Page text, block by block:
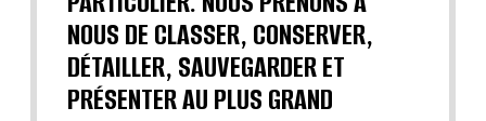
NOUS DE CLASSER, CONSERVER,
DÉTAILLER, SAUVEGARDER ET
PRÉSENTER AU PLUS GRAND